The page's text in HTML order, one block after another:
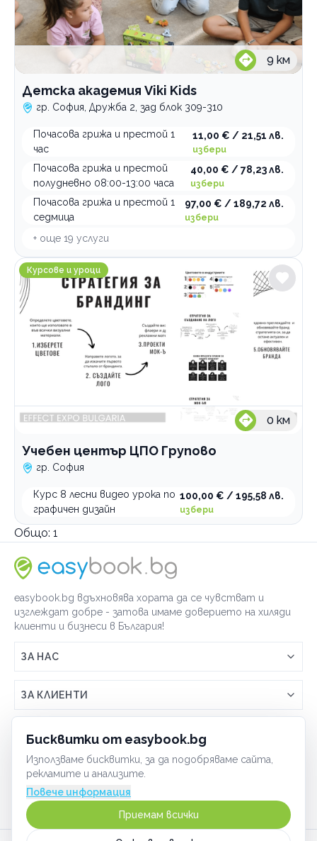
Бисквитки от easybook.bg
Използваме бисквитки, за да подобряваме сайта,
рекламите и анализите.
Повече информация
Приемам всички
9 км
Детска академия Viki Kids
гр. София, Дружба 2, зад блок 309-310
Почасова грижа и престой 1
час
11,00 € / 21,51 лв.
избери
Почасова грижа и престой
полудневно 08:00-13:00 часа
40,00 € / 78,23 лв.
избери
Почасова грижа и престой 1
седмица
97,00 € / 189,72 лв.
избери
+ още 19 услуги
Учебен център ЦПО Групово
Курсове и уроци
0 км
Учебен център ЦПО Групово
гр. София
Курс 8 лесни видео урока по
графичен дизайн
100,00 € / 195,58 лв.
избери
Общо: 1
easybook.bg вдъхновява хората да се чувстват и
изглеждат добре - затова имаме доверието на хиляди
клиенти и бизнеси в България!
ЗА НАС
Връзка с easybook.bg
Как работи easybook
Често задавани въпроси
ЗА КЛИЕНТИ
Условия за ползване
GDPR политика
Сигурност
ЗА ТЪРГОВЦИ
Включи бизнеса си
Управлявай ефективно с easybook
ОБЩИ
Бисквитки
Начин на плащане